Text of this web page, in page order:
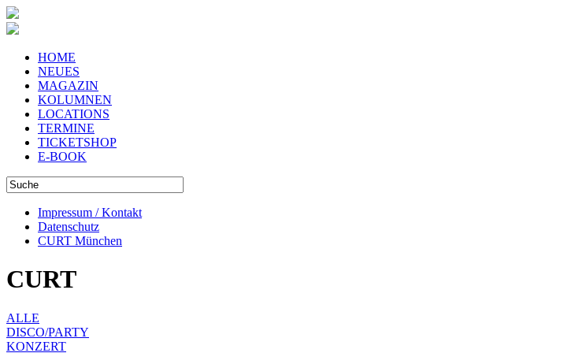
HOME
NEUES
MAGAZIN
KOLUMNEN
LOCATIONS
TERMINE
TICKETSHOP
E-BOOK
Impressum / Kontakt
Datenschutz
CURT München
CURT
ALLE
DISCO/PARTY
KONZERT